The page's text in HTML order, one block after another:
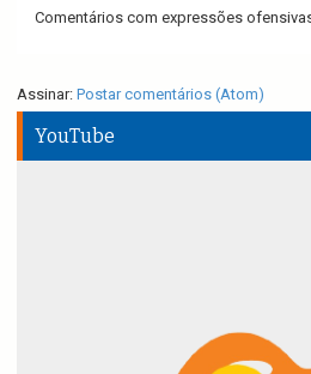
Comentários com expressões
Assinar: Postar comentários (Atom)
YouTube